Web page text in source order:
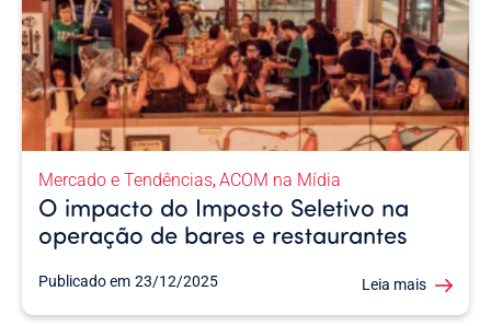
Mercado e Tendências,ACOM na Mídia
O impacto do Imposto Seletivo na
operação de bares e restaurantes
Publicado em 23/12/2025 Leia mais